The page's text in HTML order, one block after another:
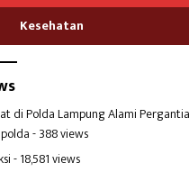
Kesehatan
di Polda Lampung Alami
- 388 views
- 18,581 views